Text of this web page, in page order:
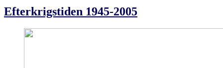
Efterkrigstiden 1945-2005